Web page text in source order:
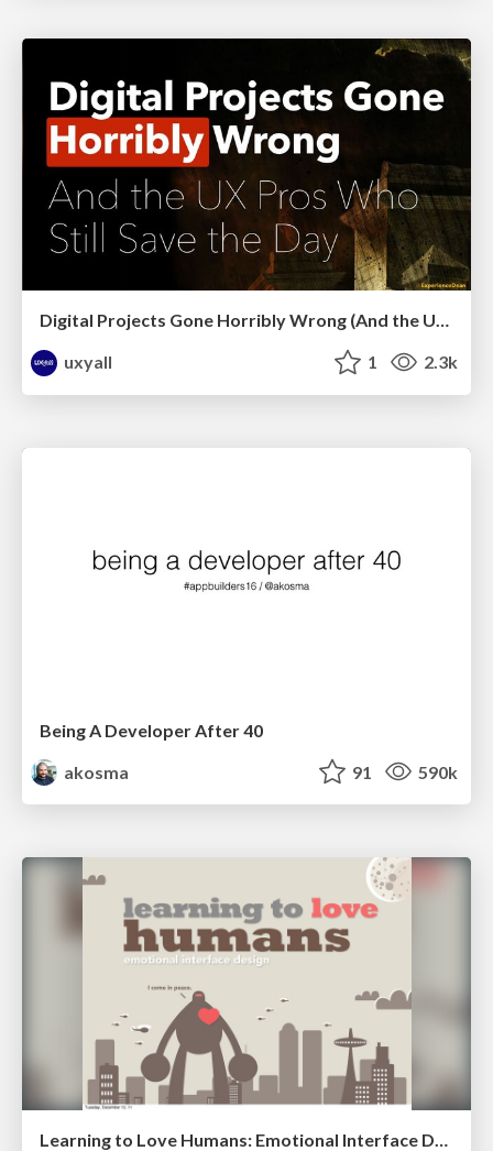
Digital Projects Gone Horribly Wrong (And the UX Pros Who Still Save the Day) - Dean Schuster
uxyall
1 2.3k
Being A Developer After 40
akosma
91 590k
Learning to Love Humans: Emotional Interface Design